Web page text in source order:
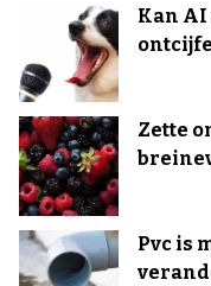
Kan
Zette
Pvc is